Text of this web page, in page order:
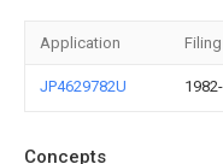
Application
JP4629782U
Concepts